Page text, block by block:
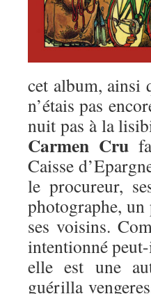
cet album, ainsi
n’étais pas
nuit pas à la
Carmen Cru
Caisse
le procureur,
photographe,
ses voisins.
intentionné peut-
elle est une
guérilla